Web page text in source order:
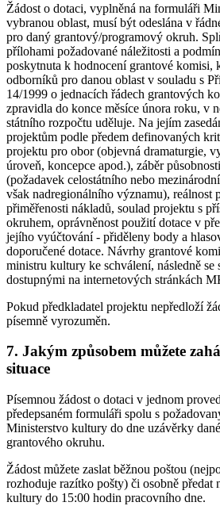
Žádost o dotaci, vyplněná na formuláři
vybranou oblast, musí být odeslána v
pro daný grantový/programový okruh.
přílohami požadované náležitosti a
poskytnuta k hodnocení grantové komisi,
odborníků pro danou oblast v souladu s
14/1999 o jednacích řádech grantových
zpravidla do konce měsíce února roku, v
státního rozpočtu uděluje. Na jejím
projektům podle předem definovaných
projektu pro obor (objevná dramaturgie,
úroveň, koncepce apod.), záběr
(požadavek celostátního nebo
však nadregionálního významu), reálnost
přiměřenosti nákladů, soulad projektu s
okruhem, oprávněnost použití dotace v
jejího vyúčtování - přiděleny body a
doporučené dotace. Návrhy grantové
ministru kultury ke schválení, následně se
dostupnými na internetových stránkách
Pokud předkladatel projektu nepředloží
písemně vyrozuměn.
7. Jakým způsobem můžete
situace
Písemnou žádost o dotaci v jednom
předepsaném formuláři spolu s
Ministerstvo kultury do dne uzávěrky
grantového okruhu.
Žádost můžete zaslat běžnou poštou
rozhoduje razítko pošty) či osobně předat
kultury do 15:00 hodin pracovního dne.